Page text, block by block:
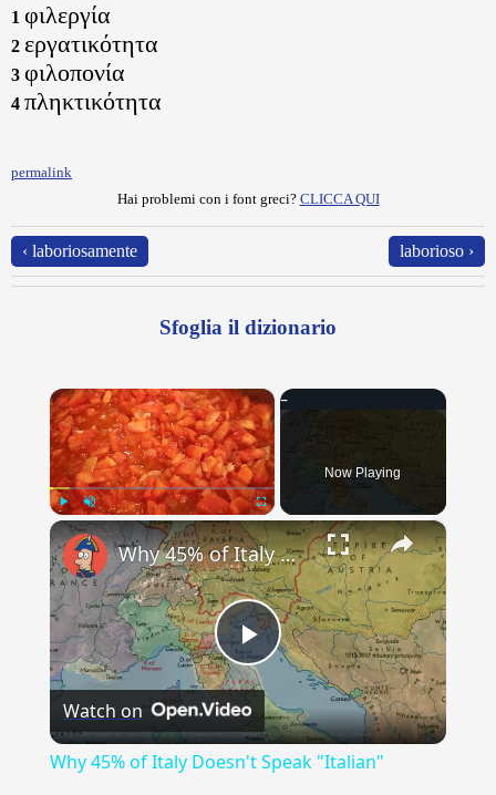
1 φιλεργία
2 εργατικότητα
3 φιλοπονία
4 πληκτικότητα
permalink
Hai problemi con i font greci? CLICCA QUI
‹ laboriosamente laborioso ›
Sfoglia il dizionario
×
Play Unmute Fullscreen
Now Playing
×
Play
Video
Why 45% of Italy Doesn't Speak "Italian"
Watch on
Why 45% of Italy Doesn't Speak "Italian"